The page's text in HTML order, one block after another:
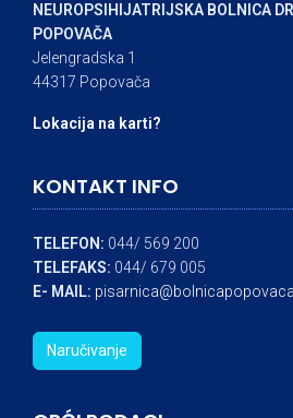
NEUROPSIHIJATRIJSKA BOLNICA
POPOVAČA
Jelengradska 1
44317 Popovača
Lokacija na karti?
KONTAKT INFO
TELEFON: 044/ 569 200
TELEFAKS: 044/ 679 005
E- MAIL:
Naručivanje